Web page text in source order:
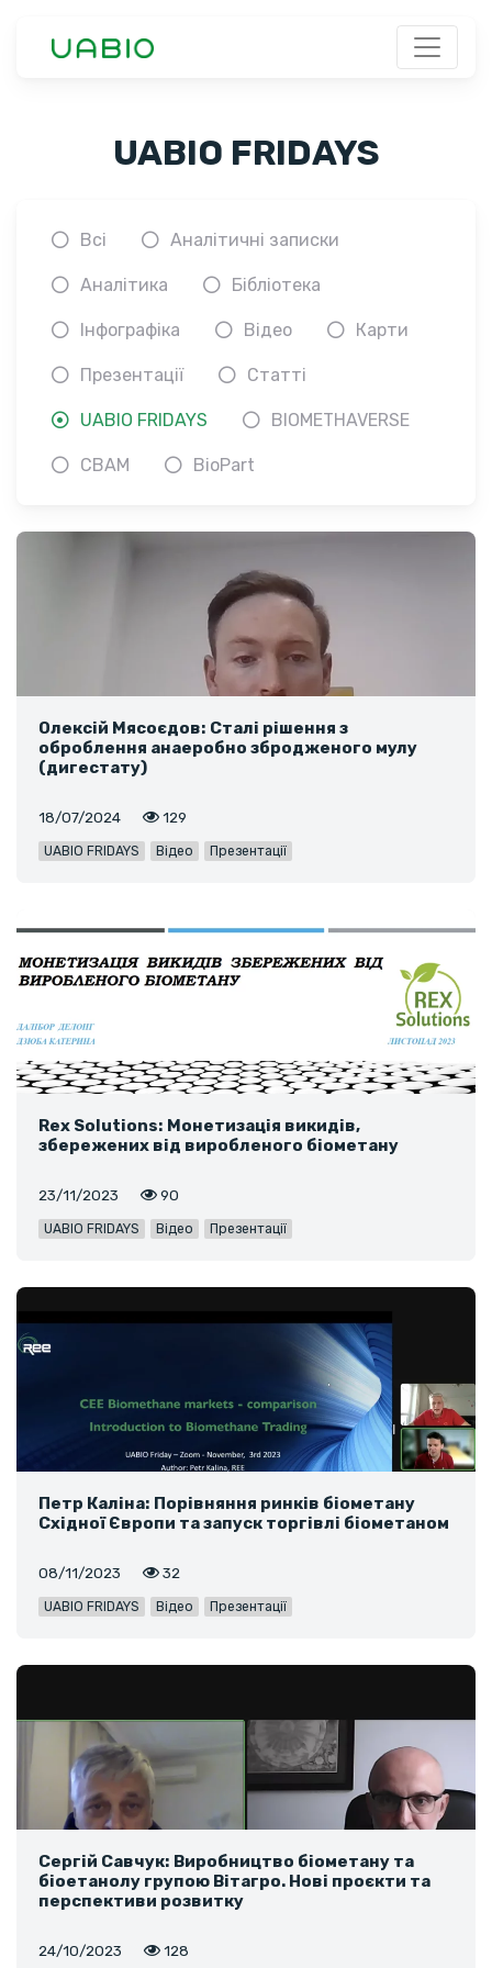
UABIO FRIDAYS
Всі Аналітичні записки
Аналітика Бібліотека
Інфографіка Відео Карти
Презентації Статті
UABIO FRIDAYS BIOMETHAVERSE
CBAM BioPart
Олексій Мясоєдов: Сталі рішення з
оброблення анаеробно збродженого мулу
(дигестату)
18/07/2024 129
UABIO FRIDAYS Відео Презентації
Rex Solutions: Монетизація викидів,
збережених від виробленого біометану
23/11/2023 90
UABIO FRIDAYS Відео Презентації
Петр Каліна: Порівняння ринків біометану
Східної Європи та запуск торгівлі біометаном
08/11/2023 32
UABIO FRIDAYS Відео Презентації
Сергій Савчук: Виробництво біометану та
біоетанолу групою Вітагро. Нові проєкти та
перспективи розвитку
24/10/2023 128